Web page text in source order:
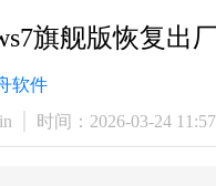
旗舰版恢复出
软件
时间：2026-03-24